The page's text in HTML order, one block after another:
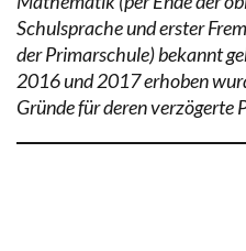
Schulsprache und erster
der Primarschule) bekannt
2016 und 2017 erhoben
Gründe für deren verzögerte